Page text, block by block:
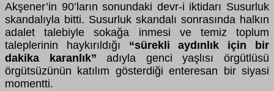
Akşener’in 90’ların sonundaki devr-i iktidarı Susurluk
skandalıyla bitti. Susurluk skandalı sonrasında halkın
adalet talebiyle sokağa inmesi ve temiz toplum
taleplerinin haykırıldığı “sürekli aydınlık için bir
dakika karanlık” adıyla genci yaşlısı örgütlüsü
örgütsüzünün katılım gösterdiği enteresan bir siyasi
momentti.